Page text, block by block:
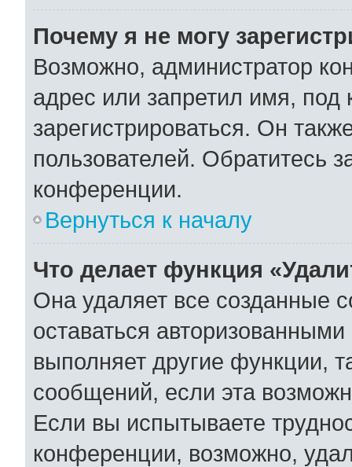
Почему я не могу
Возможно, администратор
адрес или запретил имя,
зарегистрироваться. Он
пользователей. Обратитесь
конференции.
Вернуться к началу
Что делает функция
Она удаляет все созданные
оставаться
выполняет другие функции,
сообщений, если эта
Если вы испытываете
конференции, возможно,